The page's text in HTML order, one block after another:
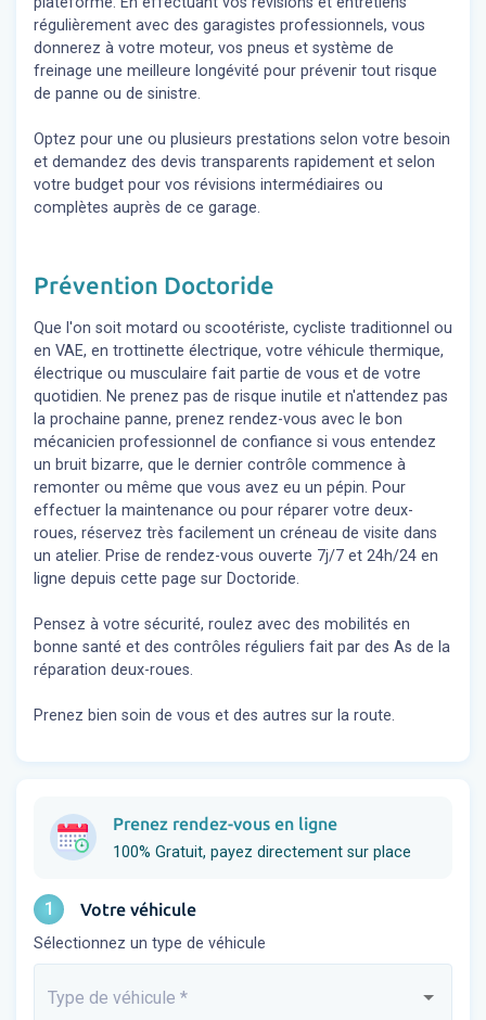
régulièrement avec des garagistes professionnels, vous
donnerez à votre moteur, vos pneus et système de
freinage une meilleure longévité pour prévenir tout risque
de panne ou de sinistre.
Optez pour une ou plusieurs prestations selon votre besoin
et demandez des devis transparents rapidement et selon
votre budget pour vos révisions intermédiaires ou
complètes auprès de ce garage.
Prévention Doctoride
Que l'on soit motard ou scootériste, cycliste traditionnel ou
en VAE, en trottinette électrique, votre véhicule thermique,
électrique ou musculaire fait partie de vous et de votre
quotidien. Ne prenez pas de risque inutile et n'attendez pas
la prochaine panne, prenez rendez-vous avec le bon
mécanicien professionnel de confiance si vous entendez
un bruit bizarre, que le dernier contrôle commence à
remonter ou même que vous avez eu un pépin. Pour
effectuer la maintenance ou pour réparer votre deux-
roues, réservez très facilement un créneau de visite dans
un atelier. Prise de rendez-vous ouverte 7j/7 et 24h/24 en
ligne depuis cette page sur Doctoride.
Pensez à votre sécurité, roulez avec des mobilités en
bonne santé et des contrôles réguliers fait par des As de la
réparation deux-roues.
Prenez bien soin de vous et des autres sur la route.
Prenez rendez-vous en ligne
100% Gratuit, payez directement sur place
1 Votre véhicule
Sélectionnez un type de véhicule
Saisissez...
Type de véhicule *